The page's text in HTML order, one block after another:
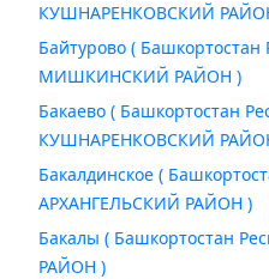
КУШНАРЕНКОВСКИЙ
Байтурово ( Башкортостан
МИШКИНСКИЙ РАЙОН )
Бакаево ( Башкортостан
КУШНАРЕНКОВСКИЙ
Бакалдинское (
АРХАНГЕЛЬСКИЙ РАЙОН )
Бакалы ( Башкортостан
РАЙОН )